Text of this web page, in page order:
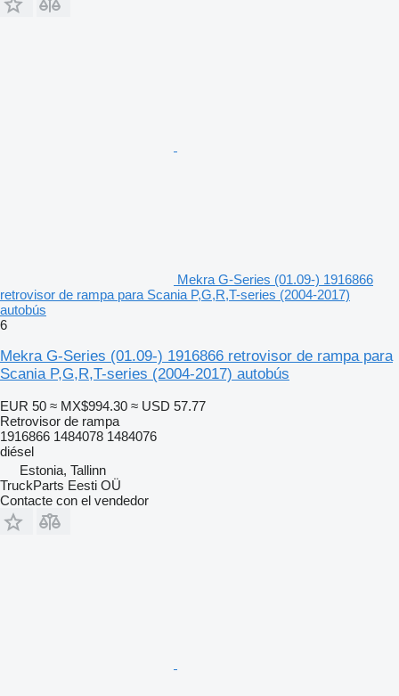
Mekra G-Series (01.09-) 1916866
retrovisor de rampa para Scania P,G,R,T-series (2004-2017)
autobús
6
Mekra G-Series (01.09-) 1916866 retrovisor de rampa para
Scania P,G,R,T-series (2004-2017) autobús
EUR 50 ≈ MX$994.30 ≈ USD 57.77
Retrovisor de rampa
1916866 1484078 1484076
diésel
Estonia, Tallinn
TruckParts Eesti OÜ
Contacte con el vendedor